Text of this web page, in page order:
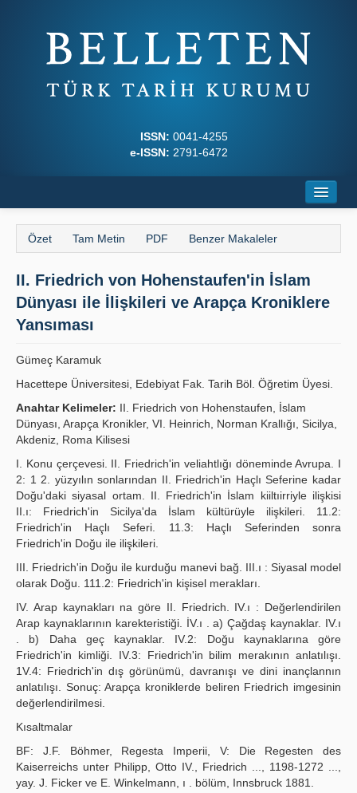
ISSN: 0041-4255
e-ISSN: 2791-6472
Hakkında
Dergi Kurulları
Yazım Kuralları
Yayın Politikaları
Kılavuzlar
İletişim
Özet Tam Metin PDF Benzer Makaleler
II. Friedrich von Hohenstaufen'in İslam
Dünyası ile İlişkileri ve Arapça Kroniklere
Yansıması
Gümeç Karamuk
Hacettepe Üniversitesi, Edebiyat Fak. Tarih Böl. Öğretim Üyesi.
Anahtar Kelimeler: II. Friedrich von Hohenstaufen, İslam
Dünyası, Arapça Kronikler, VI. Heinrich, Norman Krallığı, Sicilya,
Akdeniz, Roma Kilisesi
I. Konu çerçevesi. II. Friedrich'in veliahtlığı döneminde Avrupa. I
2: 1 2. yüzyılın sonlarından II. Friedrich'in Haçlı Seferine kadar
Doğu'daki siyasal ortam. II. Friedrich'in İslam kiiltıirriyle ilişkisi
II.ı: Friedrich'in Sicilya'da İslam kültürüyle ilişkileri. 11.2:
Friedrich'in Haçlı Seferi. 11.3: Haçlı Seferinden sonra
Friedrich'in Doğu ile ilişkileri.
III. Friedrich'in Doğu ile kurduğu manevi bağ. III.ı : Siyasal model
olarak Doğu. 111.2: Friedrich'in kişisel merakları.
IV. Arap kaynakları na göre II. Friedrich. IV.ı : Değerlendirilen
Arap kaynaklarının karekteristiği. İV.ı . a) Çağdaş kaynaklar. IV.ı
. b) Daha geç kaynaklar. IV.2: Doğu kaynaklarına göre
Friedrich'in kimliği. IV.3: Friedrich'in bilim merakının anlatılışı.
1V.4: Friedrich'in dış görünümü, davranışı ve dini inançlannın
anlatılışı. Sonuç: Arapça kroniklerde beliren Friedrich imgesinin
değerlendirilmesi.
Kısaltmalar
BF: J.F. Böhmer, Regesta Imperii, V: Die Regesten des
Kaiserreichs unter Philipp, Otto IV., Friedrich ..., 1198-1272 ...,
yay. J. Ficker ve E. Winkelmann, ı . bölüm, Innsbruck 1881.